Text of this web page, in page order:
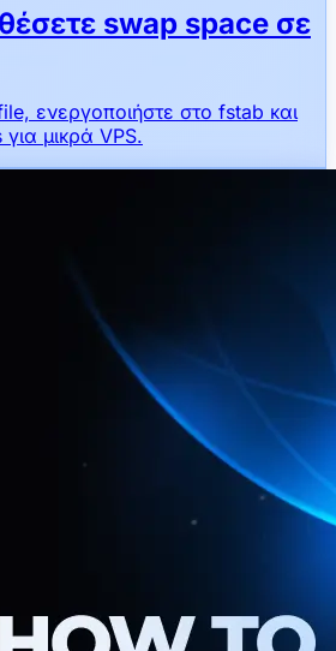
swap space σε
ενεργοποιήστε στο fstab και
μικρά VPS.